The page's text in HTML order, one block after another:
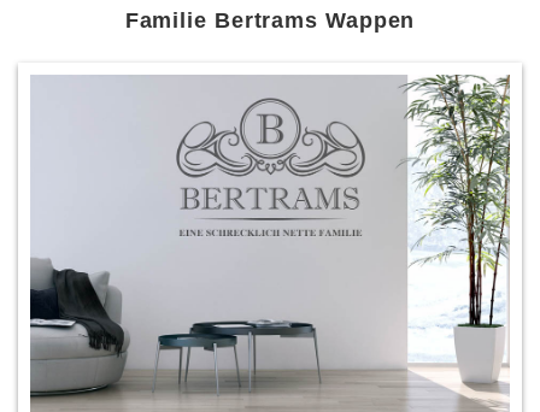
Familie Bertrams Wappen